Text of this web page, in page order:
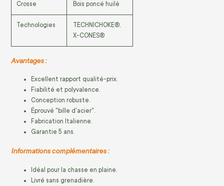
Crosse Bois poncé huilé
Technologies
TECHNICHOKE®,
X-CONES®
Avantages :
Excellent rapport qualité-prix.
Fiabilité et polyvalence.
Conception robuste.
Éprouvé "bille d'acier".
Fabrication Italienne.
Garantie 5 ans.
Informations complémentaires :
Idéal pour la chasse en plaine.
Livré sans grenadière.